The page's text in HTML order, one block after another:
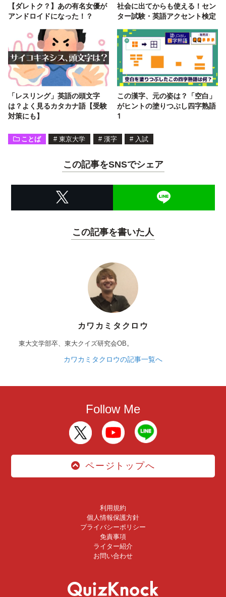
【ダレトク？】あの有名女優が
アンドロイドになった！？
社会に出てからも使える！セン
ター試験・英語アクセント検定
「レスリング」英語の頭文字
は？よく見るカタカナ語【受験
対策にも】
この漢字、元の姿は？「空白」
がヒントの塗りつぶし四字熟語
1
ことば # 東京大学 # 漢字 # 入試
この記事をSNSでシェア
この記事を書いた人
カワカミタクロウ
東大文学部卒、東大クイズ研究会OB。
カワカミタクロウの記事一覧へ
Follow Me
ページトップへ
利用規約
個人情報保護方針
プライバシーポリシー
免責事項
ライター紹介
お問い合わせ